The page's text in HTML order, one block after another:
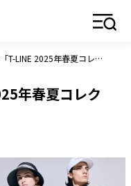
マーク＆ロナ「T-LINE 2025年春夏コレクション」を発表
年春夏コレク